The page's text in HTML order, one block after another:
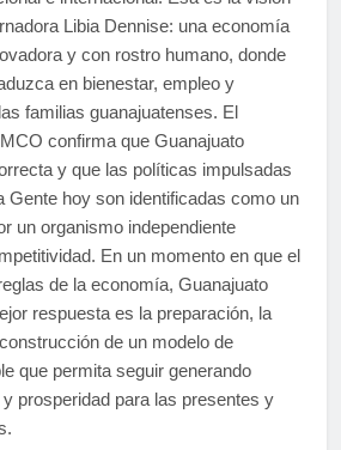
Libia Dennise: una economía
y con rostro humano, donde
en bienestar, empleo y
familias guanajuatenses. El
confirma que Guanajuato
y que las políticas impulsadas
Gente hoy son identificadas como un
un organismo independiente
En un momento en que el
de la economía, Guanajuato
respuesta es la preparación, la
de un modelo de
que permita seguir generando
prosperidad para las presentes y